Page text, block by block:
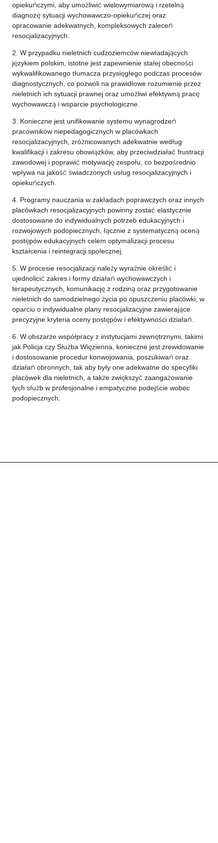
opiekuńczymi, aby umożliwić wielowymiarową i rzetelną
diagnozę sytuacji wychowawczo-opiekuńczej oraz
opracowanie adekwatnych, kompleksowych zaleceń
resocjalizacyjnych.
2. W przypadku nieletnich cudzoziemców niewładających
językiem polskim, istotne jest zapewnienie stałej obecności
wykwalifikowanego tłumacza przysięgłego podczas procesów
diagnostycznych, co pozwoli na prawidłowe rozumienie przez
nieletnich ich sytuacji prawnej oraz umożliwi efektywną pracę
wychowawczą i wsparcie psychologiczne.
3. Konieczne jest unifikowanie systemu wynagrodzeń
pracowników niepedagogicznych w placówkach
resocjalizacyjnych, zróżnicowanych adekwatnie według
kwalifikacji i zakresu obowiązków, aby przeciwdziałać frustracji
zawodowej i poprawić motywację zespołu, co bezpośrednio
wpływa na jakość świadczonych usług resocjalizacyjnych i
opiekuńczych.
4. Programy nauczania w zakładach poprawczych oraz innych
placówkach resocjalizacyjnych powinny zostać elastycznie
dostosowane do indywidualnych potrzeb edukacyjnych i
rozwojowych podopiecznych, łącznie z systematyczną oceną
postępów edukacyjnych celem optymalizacji procesu
kształcenia i reintegracji społecznej.
5. W procesie resocjalizacji należy wyraźnie określić i
ujednolicić zakres i formy działań wychowawczych i
terapeutycznych, komunikację z rodziną oraz przygotowanie
nieletnich do samodzielnego życia po opuszczeniu placówki, w
oparciu o indywidualne plany resocjalizacyjne zawierające
precyzyjne kryteria oceny postępów i efektywności działań.
6. W obszarze współpracy z instytucjami zewnętrznymi, takimi
jak Policja czy Służba Więzienna, konieczne jest zrewidowanie
i dostosowanie procedur konwojowania, poszukiwań oraz
działań obronnych, tak aby były one adekwatne do specyfiki
placówek dla nieletnich, a także zwiększyć zaangażowanie
tych służb w profesjonalne i empatyczne podejście wobec
podopiecznych.